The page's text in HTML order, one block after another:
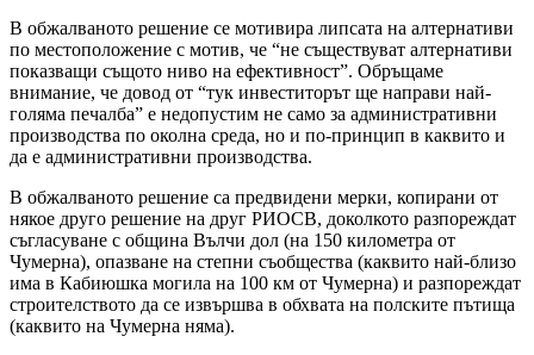
В обжалваното решение се мотивира липсата на алтернативи
по местоположение с мотив, че “не съществуват алтернативи
показващи същото ниво на ефективност”. Обръщаме
внимание, че довод от “тук инвеститорът ще направи най-
голяма печалба” е недопустим не само за административни
производства по околна среда, но и по-принцип в каквито и
да е административни производства.
В обжалваното решение са предвидени мерки, копирани от
някое друго решение на друг РИОСВ, доколкото разпореждат
съгласуване с община Вълчи дол (на 150 километра от
Чумерна), опазване на степни съобщества (каквито най-близо
има в Кабиюшка могила на 100 км от Чумерна) и разпореждат
строителството да се извършва в обхвата на полските пътища
(каквито на Чумерна няма).